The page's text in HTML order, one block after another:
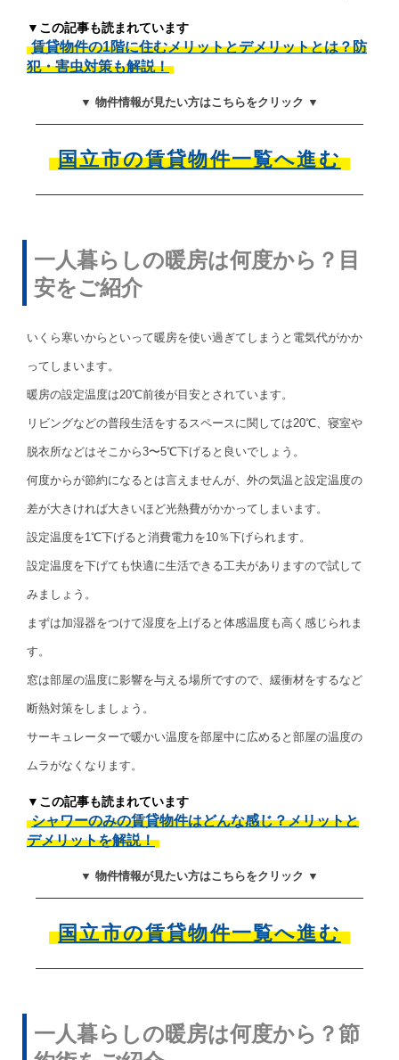
▼この記事も読まれています
賃貸物件の1階に住むメリットとデメリットとは？防
犯・害虫対策も解説！
▼ 物件情報が見たい方はこちらをクリック ▼
国立市の賃貸物件一覧へ進む
一人暮らしの暖房は何度から？目
安をご紹介
いくら寒いからといって暖房を使い過ぎてしまうと電気代がかか
ってしまいます。
暖房の設定温度は20℃前後が目安とされています。
リビングなどの普段生活をするスペースに関しては20℃、寝室や
脱衣所などはそこから3〜5℃下げると良いでしょう。
何度からが節約になるとは言えませんが、外の気温と設定温度の
差が大きければ大きいほど光熱費がかかってしまいます。
設定温度を1℃下げると消費電力を10％下げられます。
設定温度を下げても快適に生活できる工夫がありますので試して
みましょう。
まずは加湿器をつけて湿度を上げると体感温度も高く感じられま
す。
窓は部屋の温度に影響を与える場所ですので、緩衝材をするなど
断熱対策をしましょう。
サーキュレーターで暖かい温度を部屋中に広めると部屋の温度の
ムラがなくなります。
▼この記事も読まれています
シャワーのみの賃貸物件はどんな感じ？メリットと
デメリットを解説！
▼ 物件情報が見たい方はこちらをクリック ▼
国立市の賃貸物件一覧へ進む
一人暮らしの暖房は何度から？節